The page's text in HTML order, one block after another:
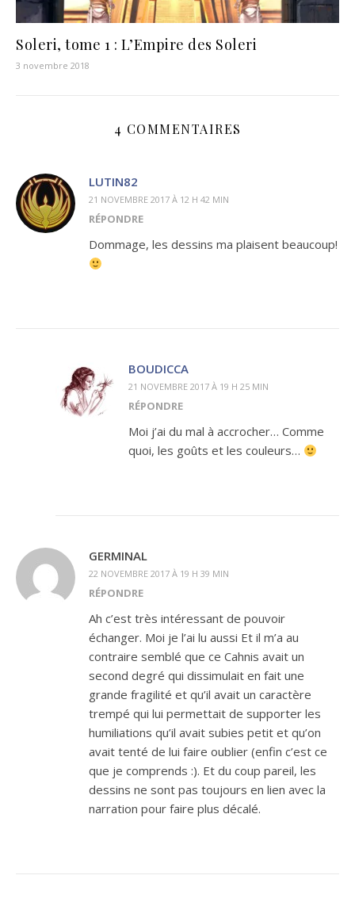
Soleri, tome 1 : L’Empire des Soleri
3 novembre 2018
4 COMMENTAIRES
LUTIN82
21 NOVEMBRE 2017 À 12 H 42 MIN
RÉPONDRE
Dommage, les dessins ma plaisent beaucoup!
BOUDICCA
21 NOVEMBRE 2017 À 19 H 25 MIN
RÉPONDRE
Moi j’ai du mal à accrocher… Comme
quoi, les goûts et les couleurs…
GERMINAL
22 NOVEMBRE 2017 À 19 H 39 MIN
RÉPONDRE
Ah c’est très intéressant de pouvoir
échanger. Moi je l’ai lu aussi Et il m’a au
contraire semblé que ce Cahnis avait un
second degré qui dissimulait en fait une
grande fragilité et qu’il avait un caractère
trempé qui lui permettait de supporter les
humiliations qu’il avait subies petit et qu’on
avait tenté de lui faire oublier (enfin c’est ce
que je comprends :). Et du coup pareil, les
dessins ne sont pas toujours en lien avec la
narration pour faire plus décalé.